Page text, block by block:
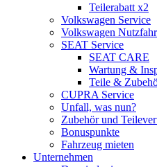
Teilerabatt x2
Volkswagen Service
Volkswagen
SEAT Service
SEAT CARE
Wartung &
Teile &
CUPRA Service
Unfall, was nun?
Zubehör und
Bonuspunkte
Fahrzeug mieten
Unternehmen